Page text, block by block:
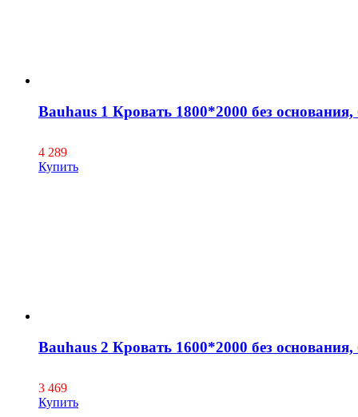
Bauhaus 1 Кровать 1800*2000 без основания,
4 289
Купить
Bauhaus 2 Кровать 1600*2000 без основания,
3 469
Купить